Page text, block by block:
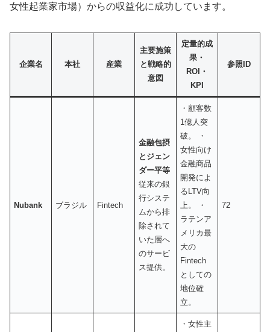
女性起業家市場）からの収益化に成功しています。
企業名 本社 産業
主要施策
と戦略的
意図
定量的成
果・
ROI・
KPI
参照ID
Nubank ブラジル Fintech
金融包摂
とジェン
ダー平等
従来の銀
行システ
ムから排
除されて
いた層へ
のサービ
ス提供。
・顧客数
1億人突
破。 ・
女性向け
金融商品
開発によ
るLTV向
上。 ・
ラテンア
メリカ最
大の
Fintech
としての
地位確
立。
72
・女性主